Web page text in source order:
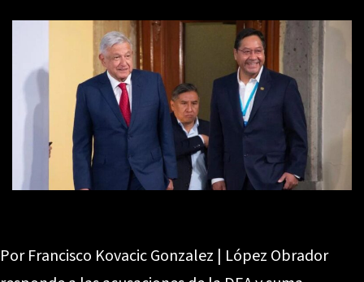
Por Francisco Kovacic Gonzalez | López Obrador